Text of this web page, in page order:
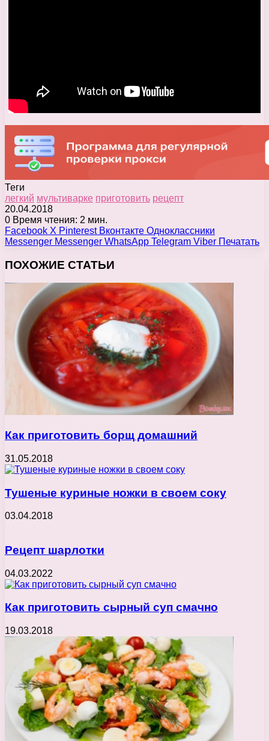
Теги
легкий мультиварке приготовить рецепт
20.04.2018
0 Время чтения: 2 мин.
Facebook X Pinterest Вконтакте Одноклассники
Messenger Messenger WhatsApp Telegram Viber Печатать
ПОХОЖИЕ СТАТЬИ
Как приготовить борщ домашний
31.05.2018
Тушеные куриные ножки в своем соку
03.04.2018
Рецепт шарлотки
04.03.2022
Как приготовить сырный суп смачно
19.03.2018